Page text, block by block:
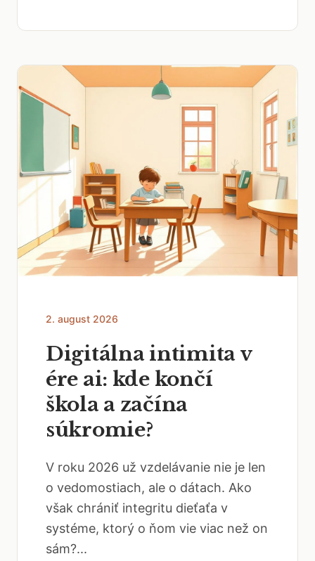
2. august 2026
Digitálna intimita v
ére ai: kde končí
škola a začína
súkromie?
V roku 2026 už vzdelávanie nie je len
o vedomostiach, ale o dátach. Ako
však chrániť integritu dieťaťa v
systéme, ktorý o ňom vie viac než on
sám?...